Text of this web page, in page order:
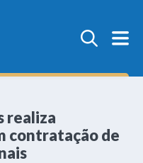
realiza
contratação de